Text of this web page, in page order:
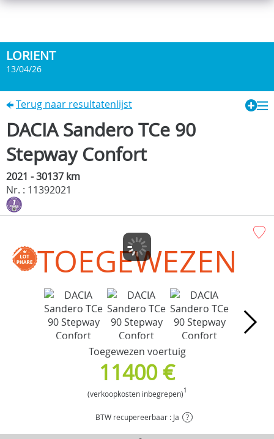
LORIENT
13/04/26
Terug naar resultatenlijst
DACIA Sandero TCe 90
Stepway Confort
2021 - 30137 km
Nr. : 11392021
TOEGEWEZEN
Toegewezen voertuig
11400 €
(verkoopkosten inbegrepen)1
BTW recupereerbaar : Ja ?